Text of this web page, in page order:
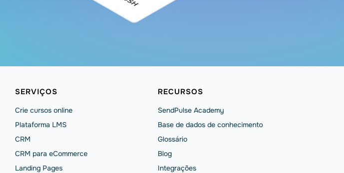
SERVIÇOS
Crie cursos online
Plataforma LMS
CRM
CRM para eCommerce
Landing Pages
RECURSOS
SendPulse Academy
Base de dados de conhecimento
Glossário
Blog
Integrações